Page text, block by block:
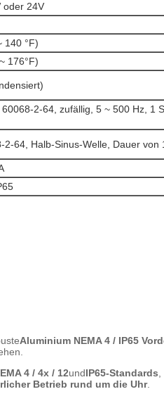
oder 24V
140 °F)
176°F)
2-64, zufällig, 5 ~ 500 Hz, 1
2-64, Halb-Sinus-Welle, Dauer von
Aluminium NEMA 4 / IP65
4 / 4x / 12undIP65-Standards
Betrieb rund um die Uhr.